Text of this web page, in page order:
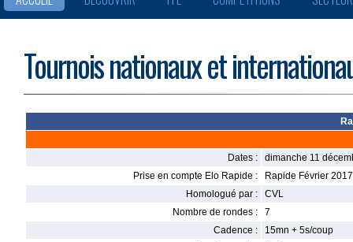
Tournois nationaux et
Dates :
dimanche 11
Prise en compte Elo Rapide :
Rapide Février 2017
Homologué par :
CVL
Nombre de rondes :
7
Cadence :
15mn + 5s/coup